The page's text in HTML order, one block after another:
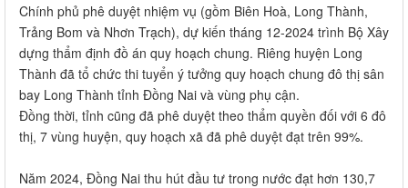
Chính phủ phê duyệt nhiệm vụ (gồm Biên Hoà, Long Thành,
Trảng Bom và Nhơn Trạch), dự kiến tháng 12-2024 trình Bộ Xây
dựng thẩm định đồ án quy hoạch chung. Riêng huyện Long
Thành đã tổ chức thi tuyển ý tưởng quy hoạch chung đô thị sân
bay Long Thành tỉnh Đồng Nai và vùng phụ cận.
Đồng thời, tỉnh cũng đã phê duyệt theo thẩm quyền đối với 6 đô
thị, 7 vùng huyện, quy hoạch xã đã phê duyệt đạt trên 99%.
Năm 2024, Đồng Nai thu hút đầu tư trong nước đạt hơn 130,7